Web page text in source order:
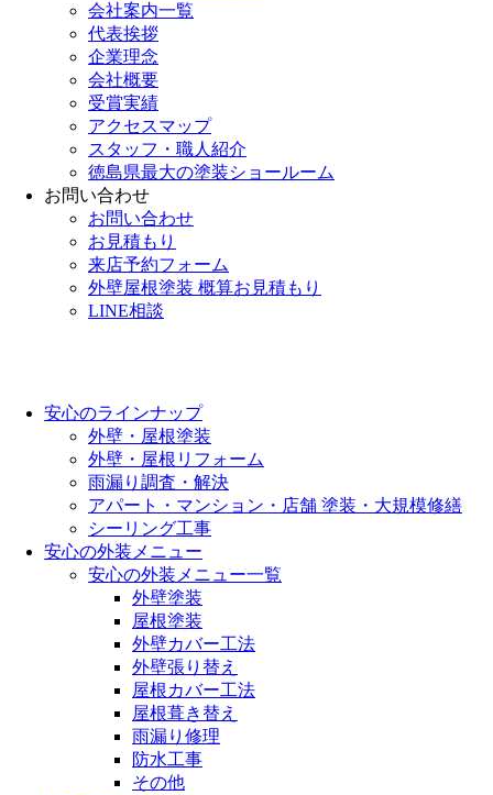
会社案内一覧
代表挨拶
企業理念
会社概要
受賞実績
アクセスマップ
スタッフ・職人紹介
徳島県最大の塗装ショールーム
お問い合わせ
お問い合わせ
お見積もり
来店予約フォーム
外壁屋根塗装 概算お見積もり
LINE相談
安心のラインナップ
外壁・屋根塗装
外壁・屋根リフォーム
雨漏り調査・解決
アパート・マンション・店舗 塗装・大規模修繕
シーリング工事
安心の外装メニュー
安心の外装メニュー一覧
外壁塗装
屋根塗装
外壁カバー工法
外壁張り替え
屋根カバー工法
屋根葺き替え
雨漏り修理
防水工事
その他